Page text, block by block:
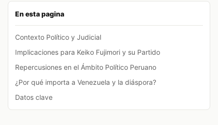
En esta pagina
Contexto Político y Judicial
Implicaciones para Keiko Fujimori y su Partido
Repercusiones en el Ámbito Político Peruano
¿Por qué importa a Venezuela y la diáspora?
Datos clave